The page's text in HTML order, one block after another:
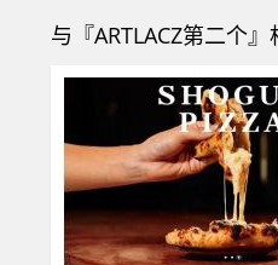
与『ARTLACZ第二个